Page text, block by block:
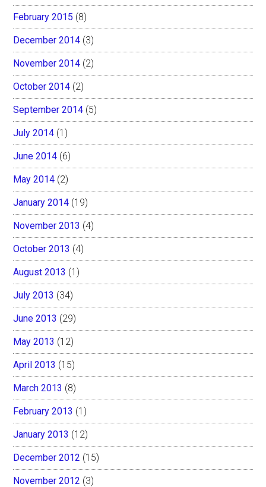
February 2015 (8)
December 2014 (3)
November 2014 (2)
October 2014 (2)
September 2014 (5)
July 2014 (1)
June 2014 (6)
May 2014 (2)
January 2014 (19)
November 2013 (4)
October 2013 (4)
August 2013 (1)
July 2013 (34)
June 2013 (29)
May 2013 (12)
April 2013 (15)
March 2013 (8)
February 2013 (1)
January 2013 (12)
December 2012 (15)
November 2012 (3)